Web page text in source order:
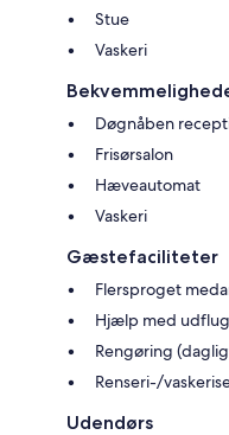
Stue
Vaskeri
Døgnåben
Frisørsalon
Hæveautomat
Vaskeri
Gæstefaciliteter
Flersproget
Hjælp med
Rengøring
Renseri-/
Udendørs